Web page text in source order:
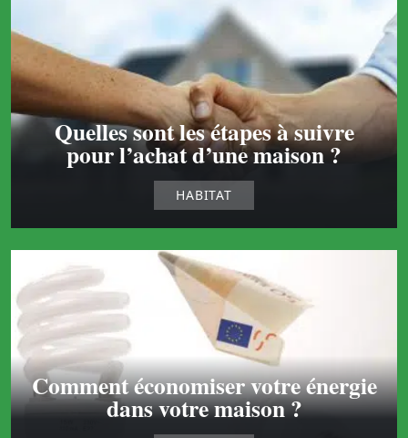
Quelles sont les étapes à suivre
pour l’achat d’une maison ?
HABITAT
Comment économiser votre énergie
dans votre maison ?